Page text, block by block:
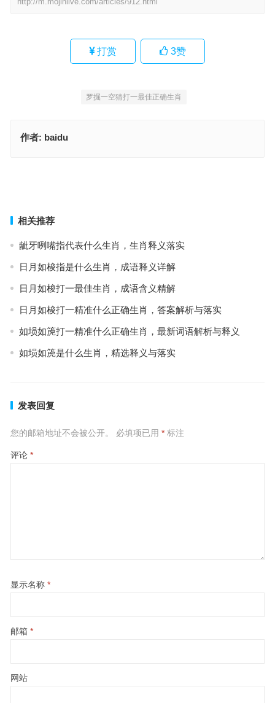
打赏 3赞
罗掘一空猜打一最佳正确生肖
作者: baidu
相关推荐
龇牙咧嘴指代表什么生肖，生肖释义落实
日月如梭指是什么生肖，成语释义详解
日月如梭打一最佳生肖，成语含义精解
日月如梭打一精准什么正确生肖，答案解析与落实
如埙如箎打一精准什么正确生肖，最新词语解析与释义
如埙如箎是什么生肖，精选释义与落实
发表回复
您的邮箱地址不会被公开。 必填项已用 *标注
评论 *
显示名称 *
邮箱 *
网站